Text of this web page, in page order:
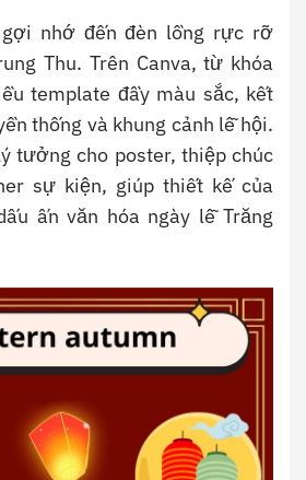
gợi nhớ đến đèn lồng rực rỡ
Thu. Trên Canva, từ khóa
template đầy màu sắc, kết
thống và khung cảnh lễ hội.
tưởng cho poster, thiệp chúc
sự kiện, giúp thiết kế của
ấn văn hóa ngày lễ Trăng